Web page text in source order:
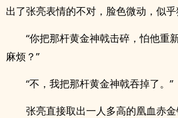
出了张亮表情的不对，脸色微动，似
“你把那杆黄金神戟击碎，怕他重
麻烦？”
“不，我把那杆黄金神戟吞掉了。”
张亮直接取出一人多高的凰血赤